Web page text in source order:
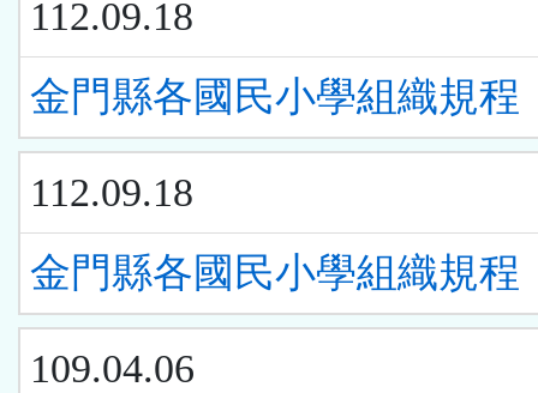
112.09.18
金門縣各國民小學組織規程
112.09.18
金門縣各國民小學組織規程
109.04.06